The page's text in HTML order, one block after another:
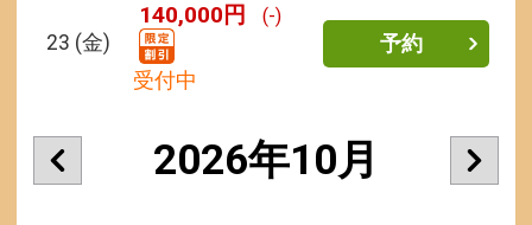
23 (金)
140,000円 (-)
受付中
予約
2026年10月